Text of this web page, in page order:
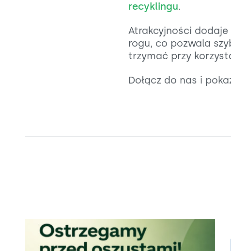
recyklingu.
Atrakcyjności dodaje
rogu, co pozwala
trzymać przy
Dołącz do nas i